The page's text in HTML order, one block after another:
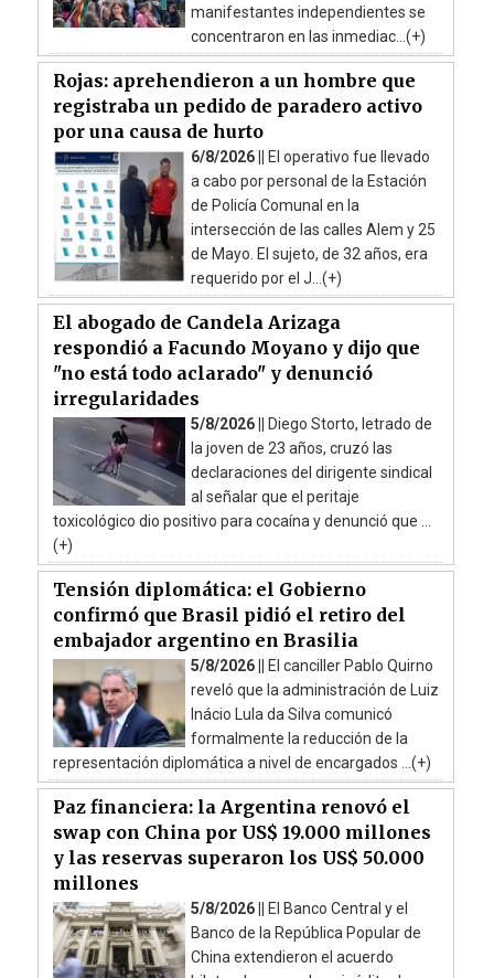
manifestantes independientes se
concentraron en las inmediac...(+)
Rojas: aprehendieron a un hombre que
registraba un pedido de paradero activo
por una causa de hurto
6/8/2026 ||
El operativo fue llevado
a cabo por personal de la Estación
de Policía Comunal en la
intersección de las calles Alem y 25
de Mayo. El sujeto, de 32 años, era
requerido por el J...(+)
El abogado de Candela Arizaga
respondió a Facundo Moyano y dijo que
"no está todo aclarado" y denunció
irregularidades
5/8/2026 ||
Diego Storto, letrado de
la joven de 23 años, cruzó las
declaraciones del dirigente sindical
al señalar que el peritaje
toxicológico dio positivo para cocaína y denunció que ...
(+)
Tensión diplomática: el Gobierno
confirmó que Brasil pidió el retiro del
embajador argentino en Brasilia
5/8/2026 ||
El canciller Pablo Quirno
reveló que la administración de Luiz
Inácio Lula da Silva comunicó
formalmente la reducción de la
representación diplomática a nivel de encargados ...(+)
Paz financiera: la Argentina renovó el
swap con China por US$ 19.000 millones
y las reservas superaron los US$ 50.000
millones
5/8/2026 ||
El Banco Central y el
Banco de la República Popular de
China extendieron el acuerdo